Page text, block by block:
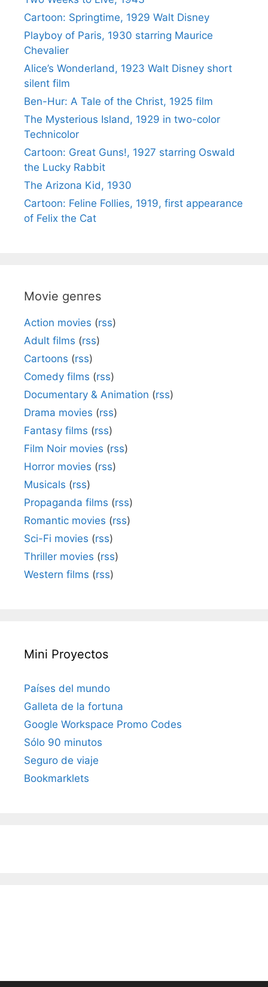
Cartoon: Springtime, 1929 Walt Disney
Playboy of Paris, 1930 starring Maurice
Chevalier
Alice’s Wonderland, 1923 Walt Disney short
silent film
Ben-Hur: A Tale of the Christ, 1925 film
The Mysterious Island, 1929 in two-color
Technicolor
Cartoon: Great Guns!, 1927 starring Oswald
the Lucky Rabbit
The Arizona Kid, 1930
Cartoon: Feline Follies, 1919, first appearance
of Felix the Cat
Movie genres
Action movies (rss)
Adult films (rss)
Cartoons (rss)
Comedy films (rss)
Documentary & Animation (rss)
Drama movies (rss)
Fantasy films (rss)
Film Noir movies (rss)
Horror movies (rss)
Musicals (rss)
Propaganda films (rss)
Romantic movies (rss)
Sci-Fi movies (rss)
Thriller movies (rss)
Western films (rss)
Mini Proyectos
Países del mundo
Galleta de la fortuna
Google Workspace Promo Codes
Sólo 90 minutos
Seguro de viaje
Bookmarklets